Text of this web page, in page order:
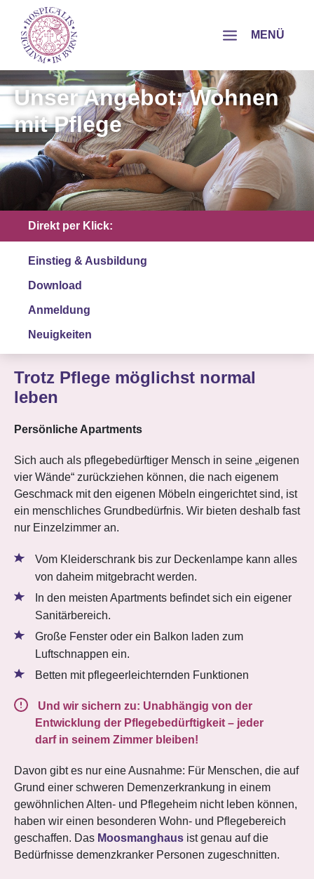
MENÜ
Unser Angebot: Wohnen
mit Pflege
Direkt per Klick:
Einstieg & Ausbildung
Download
Anmeldung
Neuigkeiten
Trotz Pflege möglichst normal
leben
Persönliche Apartments
Sich auch als pflegebedürftiger Mensch in seine „eigenen
vier Wände“ zurückziehen können, die nach eigenem
Geschmack mit den eigenen Möbeln eingerichtet sind, ist
ein menschliches Grundbedürfnis. Wir bieten deshalb fast
nur Einzelzimmer an.
Vom Kleiderschrank bis zur Deckenlampe kann alles
von daheim mitgebracht werden.
In den meisten Apartments befindet sich ein eigener
Sanitärbereich.
Große Fenster oder ein Balkon laden zum
Luftschnappen ein.
Betten mit pflegeerleichternden Funktionen
Und wir sichern zu: Unabhängig von der
Entwicklung der Pflegebedürftigkeit – jeder
darf in seinem Zimmer bleiben!
Davon gibt es nur eine Ausnahme: Für Menschen, die auf
Grund einer schweren Demenzerkrankung in einem
gewöhnlichen Alten- und Pflegeheim nicht leben können,
haben wir einen besonderen Wohn- und Pflegebereich
geschaffen. Das Moosmanghaus ist genau auf die
Bedürfnisse demenzkranker Personen zugeschnitten.